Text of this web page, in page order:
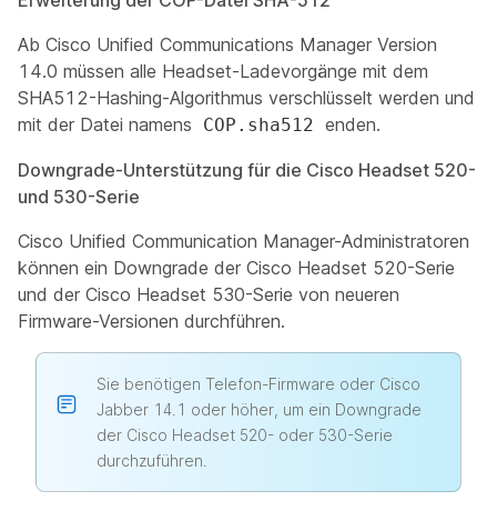
Ab Cisco Unified Communications Manager Version
14.0 müssen alle Headset-Ladevorgänge mit dem
SHA512-Hashing-Algorithmus verschlüsselt werden und
mit der Datei namens
COP.sha512 enden.
Downgrade-Unterstützung für die Cisco Headset 520-
und 530-Serie
Cisco Unified Communication Manager-Administratoren
können ein Downgrade der Cisco Headset 520-Serie
und der Cisco Headset 530-Serie von neueren
Firmware-Versionen durchführen.
Sie benötigen Telefon-Firmware oder Cisco
Jabber 14.1 oder höher, um ein Downgrade
der Cisco Headset 520- oder 530-Serie
durchzuführen.